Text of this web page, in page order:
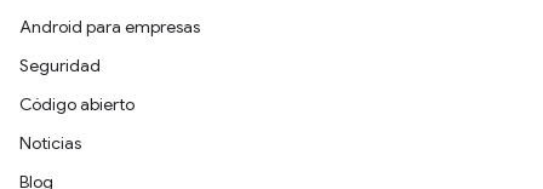
Android para empresas
Seguridad
Código abierto
Noticias
Blog